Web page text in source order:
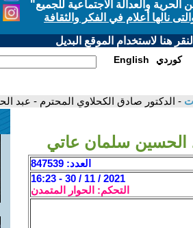
والعدالة الاجتماعية للجميع"
نالها أعلام في الفكر والثقافة
هنا لاستخدام الموقع البديل
English كوردي
- الدكتور صادق الكحلاوي المحترم - عبد
الحسين سلمان عاتي
العدد: 847539
2021 / 11 / 30 - 16:23
التحكم: الحوار المتمدن